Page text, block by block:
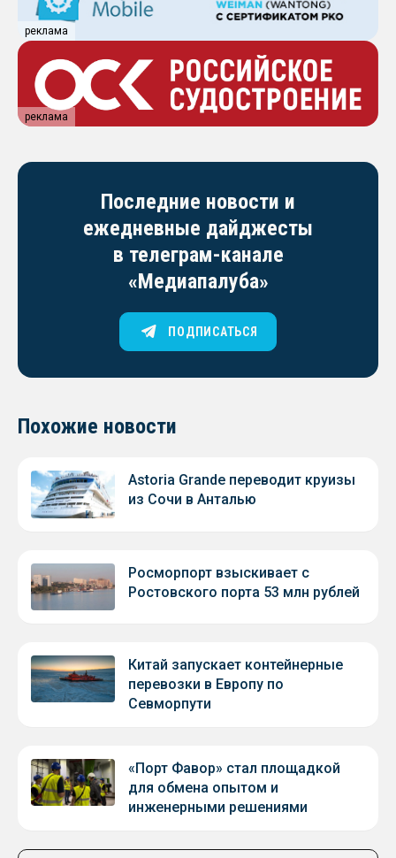
реклама
реклама
Последние новости и
ежедневные дайджесты
в телеграм-канале
«Медиапалуба»
ПОДПИСАТЬСЯ
Похожие новости
Astoria Grande переводит круизы
из Сочи в Анталью
Росморпорт взыскивает с
Ростовского порта 53 млн рублей
Китай запускает контейнерные
перевозки в Европу по
Севморпути
«Порт Фавор» стал площадкой
для обмена опытом и
инженерными решениями